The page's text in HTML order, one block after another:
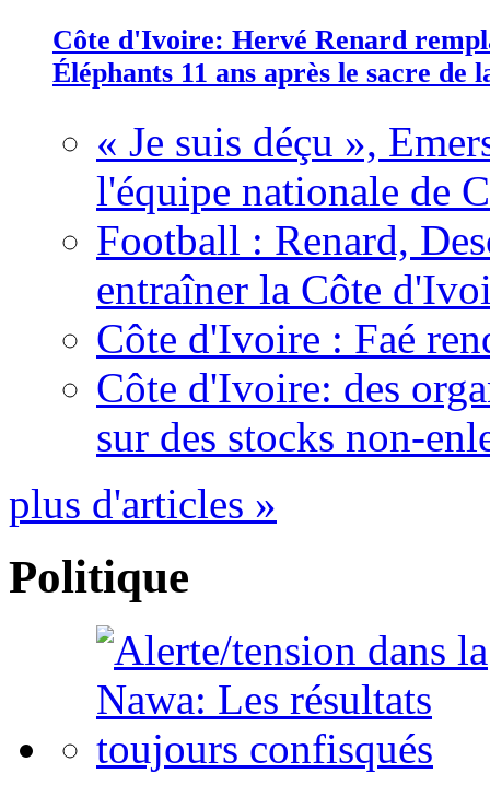
Côte d'Ivoire: Hervé Renard
Éléphants 11 ans après le sacre de
« Je suis déçu »,
l'équipe nationale de
Football : Renard,
entraîner la Côte
Côte d'Ivoire : Faé
Côte d'Ivoire: des
sur des stocks non-
plus d'articles »
Politique